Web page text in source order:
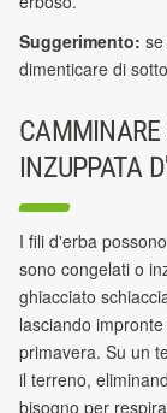
Suggerimento:
dimenticare di
CAMMINARE
INZUPPATA
I fili d'erba
sono congelati o
ghiacciato
lasciando
primavera. Su un
il terreno,
bisogno per